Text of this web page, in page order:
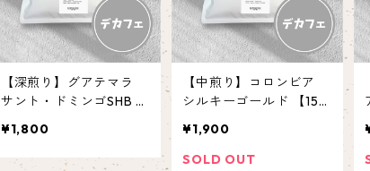
【深煎り】グアテマラ
サント・ドミンゴSHB E
¥1,800
【中煎り】コロンビア
シルキーゴールド 【150
¥1,900
SOLD OUT